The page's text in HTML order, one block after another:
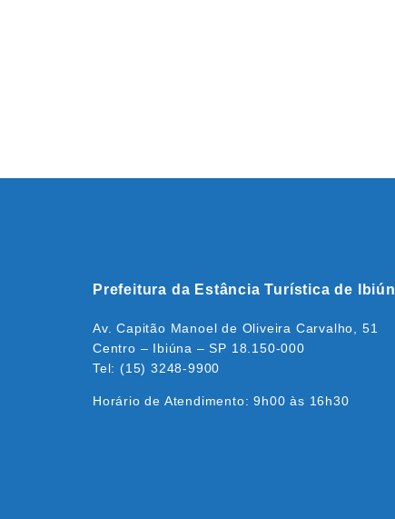
Prefeitura da Estância Turística de
Av. Capitão Manoel de Oliveira Carvalho, 51
Centro – Ibiúna – SP 18.150-000
Tel: (15) 3248-9900
Horário de Atendimento: 9h00 às 16h30